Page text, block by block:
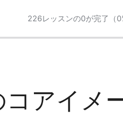
226レッスンの0が完了（
アイメ